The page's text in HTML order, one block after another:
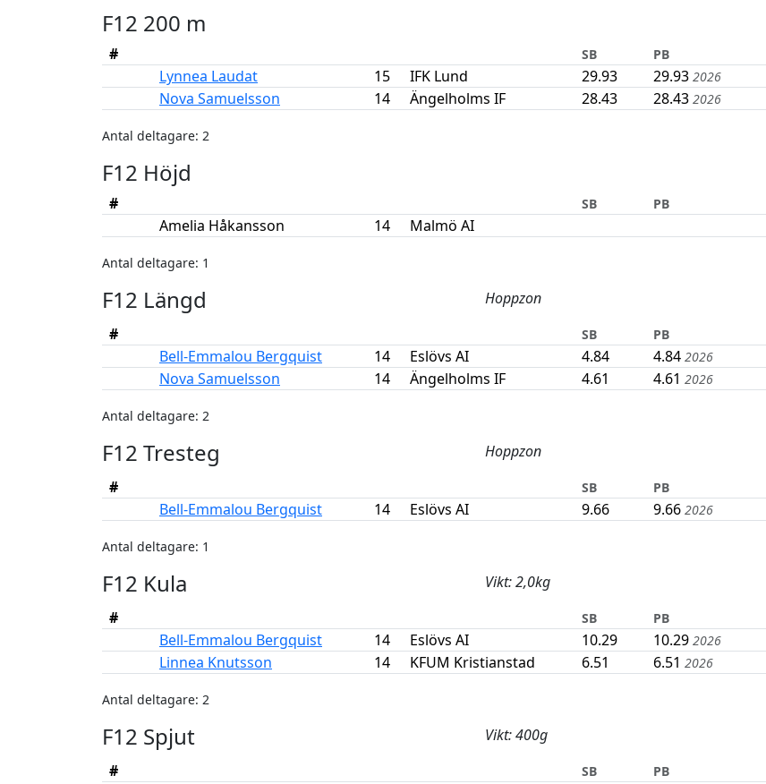
F12 200 m
# SB PB
Lynnea Laudat 15 IFK Lund 29.93 29.93 2026
Nova Samuelsson 14 Ängelholms IF 28.43 28.43 2026
Antal deltagare: 2
F12 Höjd
# SB PB
Amelia Håkansson 14 Malmö AI
Antal deltagare: 1
F12 Längd
Hoppzon
#
SB PB
Bell-Emmalou Bergquist 14 Eslövs AI 4.84 4.84 2026
Nova Samuelsson 14 Ängelholms IF 4.61 4.61 2026
Antal deltagare: 2
F12 Tresteg
Hoppzon
#
SB PB
Bell-Emmalou Bergquist 14 Eslövs AI 9.66 9.66 2026
Antal deltagare: 1
F12 Kula
Vikt: 2,0kg
#
SB PB
Bell-Emmalou Bergquist 14 Eslövs AI 10.29 10.29 2026
Linnea Knutsson 14 KFUM Kristianstad 6.51 6.51 2026
Antal deltagare: 2
F12 Spjut
Vikt: 400g
#
SB PB